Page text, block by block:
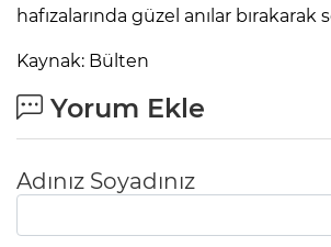
hafızalarında güzel anılar bırakarak
Kaynak: Bülten
Yorum Ekle
Adınız Soyadınız